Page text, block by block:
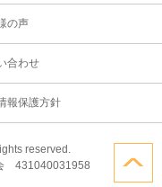
の声
合わせ
報保護方針
reserved.
431040031958